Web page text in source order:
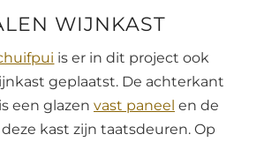
WIJNKAST
is er in dit project ook
geplaatst. De achterkant
een glazen vast paneel en de
kast zijn taatsdeuren. Op